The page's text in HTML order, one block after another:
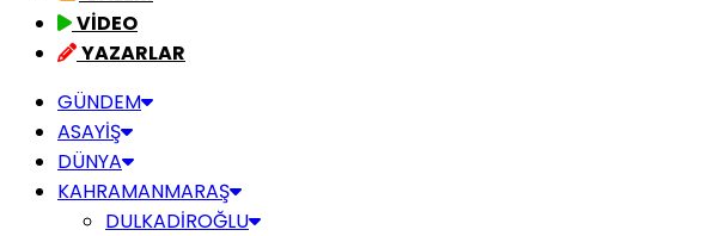
VİDEO
YAZARLAR
GÜNDEM
ASAYİŞ
DÜNYA
KAHRAMANMARAŞ
DULKADİROĞLU